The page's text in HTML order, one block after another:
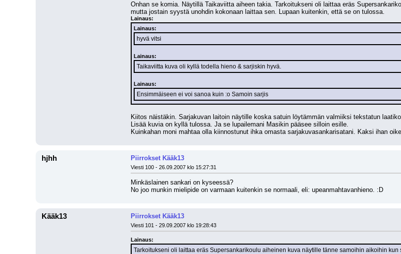
Onhan se komia. Näytillä Taikaviitta aiheen takia. Tarkoitukseni oli laittaa eräs
mutta jostain syystä unohdin kokonaan laittaa sen. Lupaan kuitenkin, että se on tulossa.
Lainaus:
Lainaus:
hyvä vitsi
Lainaus:
Taikaviitta kuva oli kyllä todella hieno & sarjiskin hyvä.
Lainaus:
Ensimmäiseen ei voi sanoa kuin :o Samoin sarjis
Kiitos näistäkin. Sarjakuvan laitoin näytille koska satuin löytämmän valmiiksi tekstatun
Lisää kuvia on kyllä tulossa. Ja se lupailemani Masikin pääsee silloin esille.
Kuinkahan moni mahtaa olla kiinnostunut ihka omasta sarjakuvasankarisatani. Kaksi ihan
hjhh Piirrokset Kääk13
Viesti 100 - 26.09.2007 klo 15:27:31
Minkäslainen sankari on kyseessä?
No joo munkin mielipide on varmaan kuitenkin se normaali, eli: upeanmahtavanhieno. :D
Kääk13 Piirrokset Kääk13
Viesti 101 - 29.09.2007 klo 19:28:43
Lainaus:
Tarkoitukseni oli laittaa eräs Supersankarikoulu aiheinen kuva näytille tänne samoihin aikoihin